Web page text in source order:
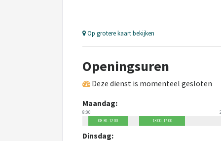
Op grotere kaart bekijken
Openingsuren
Deze dienst is momenteel gesloten
Maandag:
8:00
08:30–12:00 13:00–17:00
Dinsdag: